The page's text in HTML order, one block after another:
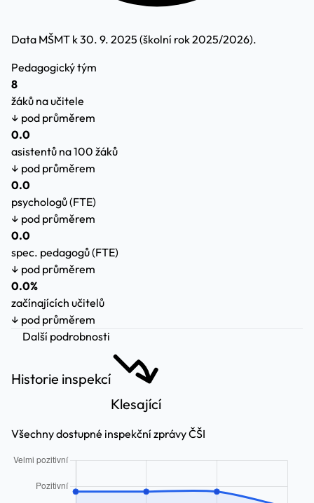
Data MŠMT k 30. 9. 2025 (školní rok 2025/2026).
Pedagogický tým
8
žáků na učitele
↓ pod průměrem
0.0
asistentů na 100 žáků
↓ pod průměrem
0.0
psychologů (FTE)
↓ pod průměrem
0.0
spec. pedagogů (FTE)
↓ pod průměrem
0.0%
začínajících učitelů
↓ pod průměrem
Další podrobnosti
Historie inspekcí
Klesající
Všechny dostupné inspekční zprávy ČŠI